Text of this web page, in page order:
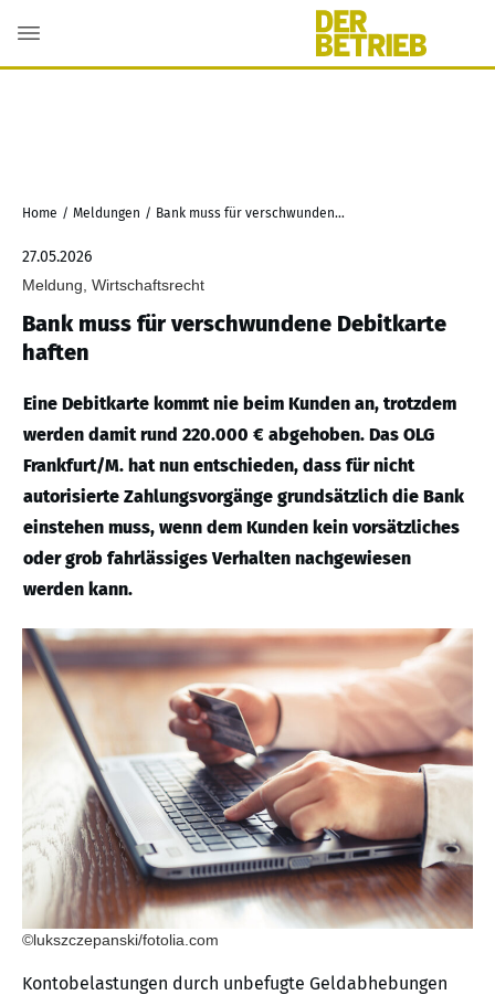
Home / Meldungen / Bank muss für verschwundene Debitkarte haften
27.05.2026
Meldung, Wirtschaftsrecht
Bank muss für verschwundene Debitkarte
haften
Eine Debitkarte kommt nie beim Kunden an, trotzdem
werden damit rund 220.000 € abgehoben. Das OLG
Frankfurt/M. hat nun entschieden, dass für nicht
autorisierte Zahlungsvorgänge grundsätzlich die Bank
einstehen muss, wenn dem Kunden kein vorsätzliches
oder grob fahrlässiges Verhalten nachgewiesen
werden kann.
©lukszczepanski/fotolia.com
Kontobelastungen durch unbefugte Geldabhebungen